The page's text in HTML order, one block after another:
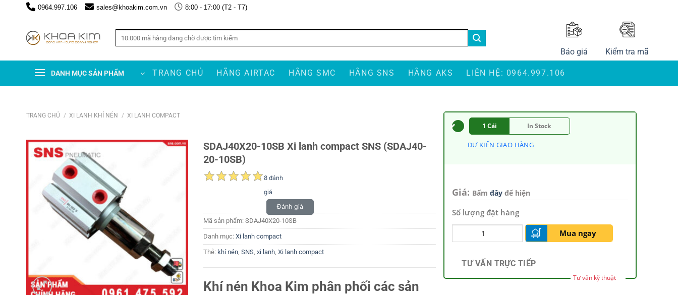
0964.997.106 sales@khoakim.com.vn 8:00 - 17:00 (T2 - T7)
Báo giá Kiểm tra mã
DANH MỤC SẢN PHẨM TRANG CHỦ HÃNG AIRTAC HÃNG SMC HÃNG SNS HÃNG AKS LIÊN HỆ: 0964.997.106
TRANG CHỦ / XI LANH KHÍ NÉN / XI LANH COMPACT
SDAJ40X20-10SB Xi lanh compact SNS (SDAJ40-
20-10SB)
8 đánh
giá
Đánh giá
Mã sản phẩm: SDAJ40X20-10SB
Danh mục: Xi lanh compact
Thẻ: khí nén, SNS, xi lanh, Xi lanh compact
Khí nén Khoa Kim phân phối các sản
1 Cái In Stock
DỰ KIẾN GIAO HÀNG
Giá: Bấm đâyđể hiện
Số lượng đặt hàng
Mua ngay
TƯ VẤN TRỰC TIẾP
Tư vấn kỹ thuật